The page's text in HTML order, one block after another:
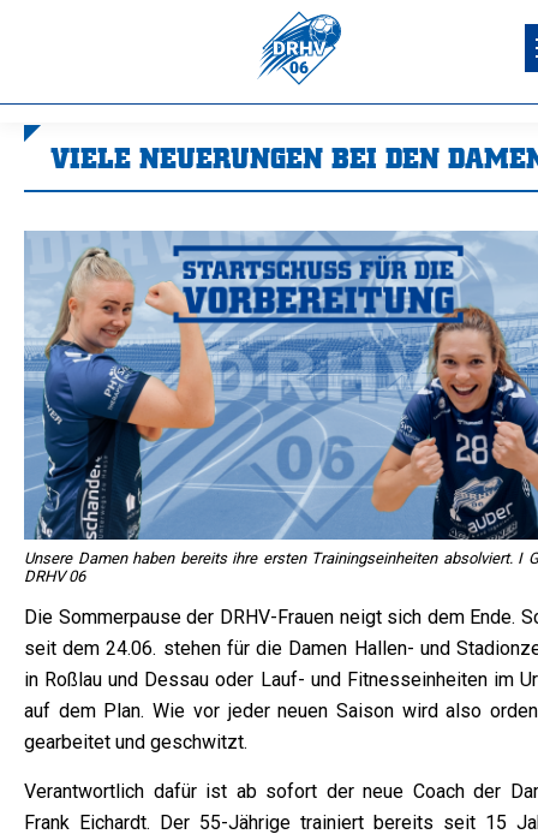
VIELE NEUERUNGEN BEI DEN
Unsere Damen haben bereits ihre ersten Trainingseinheiten absolviert. I
DRHV 06
Die Sommerpause der DRHV-Frauen neigt sich dem Ende.
seit dem 24.06. stehen für die Damen Hallen- und
in Roßlau und Dessau oder Lauf- und Fitnesseinheiten im
auf dem Plan. Wie vor jeder neuen Saison wird also
gearbeitet und geschwitzt.
Verantwortlich dafür ist ab sofort der neue Coach der
Frank Eichardt. Der 55-Jährige trainiert bereits seit 15